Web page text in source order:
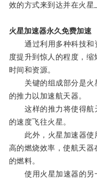
效的方式来到达并在火星
火星加速器永久免费加速
通过利用多种科技和
度提升到惊人的程度，
时间和资源。
关键的组成部分是火
的推力以加速航天器。
这样的推力将使得航
的速度飞往火星。
此外，火星加速器使
高的燃烧效率，使航天
的燃料。
使用火星加速器的另